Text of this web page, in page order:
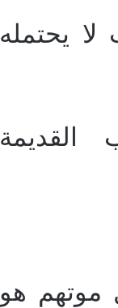
يحتمله
القديمة
موتهم هو